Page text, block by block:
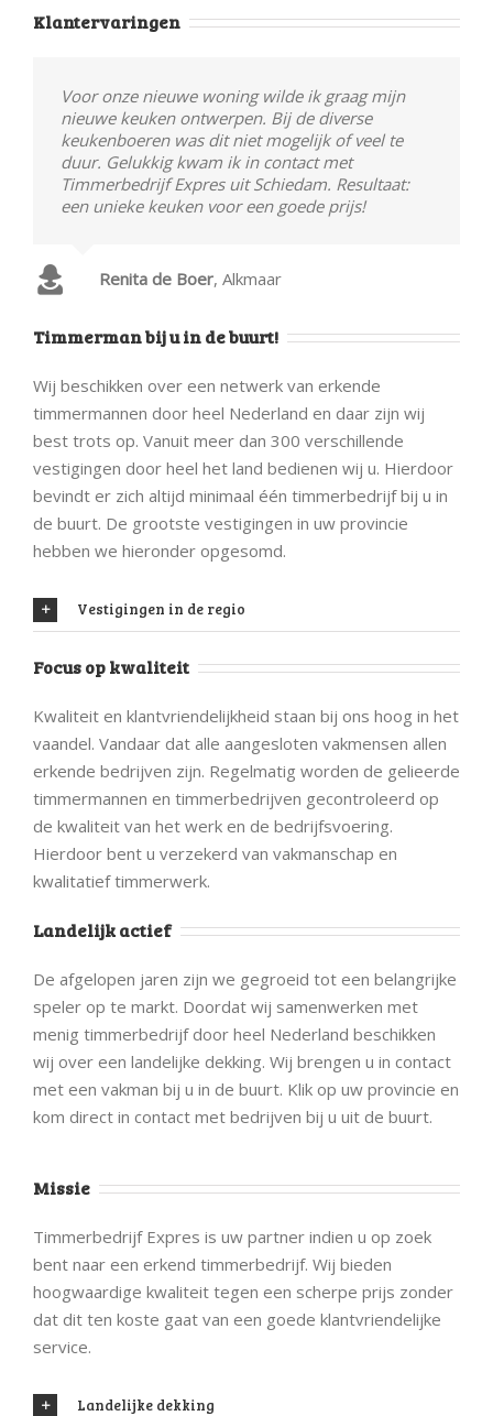
Klantervaringen
Voor onze nieuwe woning wilde ik graag mijn
nieuwe keuken ontwerpen. Bij de diverse
keukenboeren was dit niet mogelijk of veel te
duur. Gelukkig kwam ik in contact met
Timmerbedrijf Expres uit Schiedam. Resultaat:
een unieke keuken voor een goede prijs!
Renita de Boer, Alkmaar
Timmerman bij u in de buurt!
Wij beschikken over een netwerk van erkende
timmermannen door heel Nederland en daar zijn wij
best trots op. Vanuit meer dan 300 verschillende
vestigingen door heel het land bedienen wij u. Hierdoor
bevindt er zich altijd minimaal één timmerbedrijf bij u in
de buurt. De grootste vestigingen in uw provincie
hebben we hieronder opgesomd.
Vestigingen in de regio
Focus op kwaliteit
Kwaliteit en klantvriendelijkheid staan bij ons hoog in het
vaandel. Vandaar dat alle aangesloten vakmensen allen
erkende bedrijven zijn. Regelmatig worden de gelieerde
timmermannen en timmerbedrijven gecontroleerd op
de kwaliteit van het werk en de bedrijfsvoering.
Hierdoor bent u verzekerd van vakmanschap en
kwalitatief timmerwerk.
Landelijk actief
De afgelopen jaren zijn we gegroeid tot een belangrijke
speler op te markt. Doordat wij samenwerken met
menig timmerbedrijf door heel Nederland beschikken
wij over een landelijke dekking. Wij brengen u in contact
met een vakman bij u in de buurt. Klik op uw provincie en
kom direct in contact met bedrijven bij u uit de buurt.
Missie
Timmerbedrijf Expres is uw partner indien u op zoek
bent naar een erkend timmerbedrijf. Wij bieden
hoogwaardige kwaliteit tegen een scherpe prijs zonder
dat dit ten koste gaat van een goede klantvriendelijke
service.
Landelijke dekking